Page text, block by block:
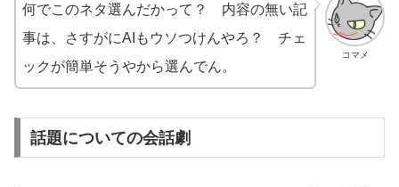
コマメ
何でこのネタ選んだかって？ 内容の無い記
事は、さすがにAIもウソつけんやろ？ チェ
ックが簡単そうやから選んでん。
話題についての会話劇